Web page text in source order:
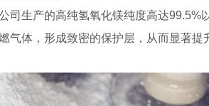
生产的高纯氢氧化镁纯度高达
体，形成致密的保护层，从而显著提